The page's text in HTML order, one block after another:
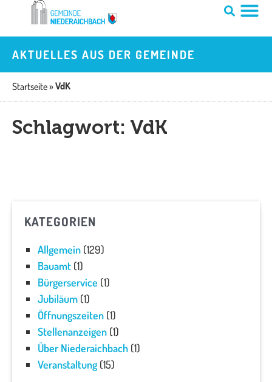
springen
AKTUELLES AUS DER GEMEINDE
Startseite»VdK
Schlagwort: VdK
KATEGORIEN
Allgemein(129)
Bauamt(1)
Bürgerservice (1)
Jubiläum(1)
Öffnungszeiten(1)
Stellenanzeigen(1)
Über Niederaichbach(1)
Veranstaltung(15)